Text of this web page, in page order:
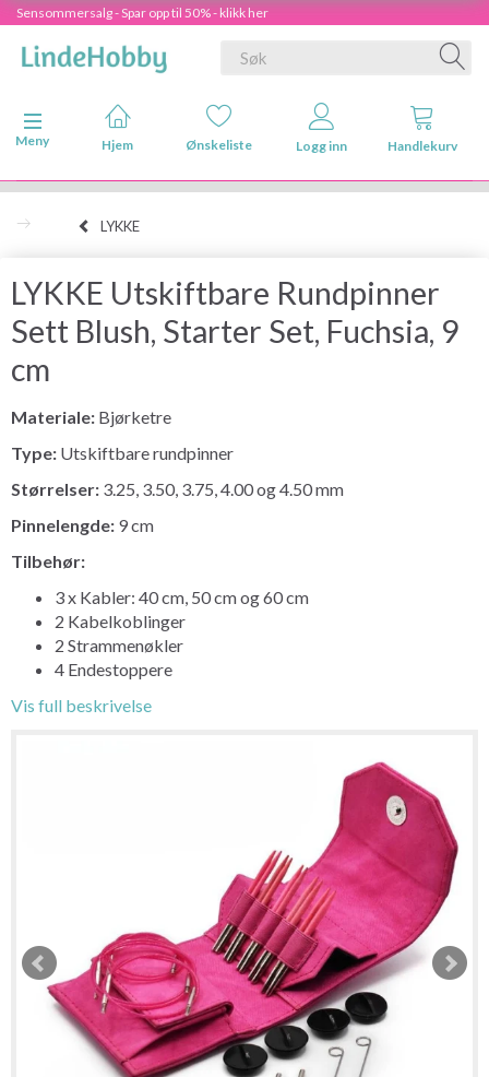
Sensommersalg - Spar opp til 50% - klikk her
Veksle navigasjon
Meny
Hjem Ønskeliste Logg inn Handlekurv
LYKKE
LYKKE Utskiftbare Rundpinner
Sett Blush, Starter Set, Fuchsia, 9
cm
Materiale: Bjørketre
Type: Utskiftbare rundpinner
Størrelser: 3.25, 3.50, 3.75, 4.00 og 4.50 mm
Pinnelengde: 9 cm
Tilbehør:
3 x Kabler: 40 cm, 50 cm og 60 cm
2 Kabelkoblinger
2 Strammenøkler
4 Endestoppere
Vis full beskrivelse